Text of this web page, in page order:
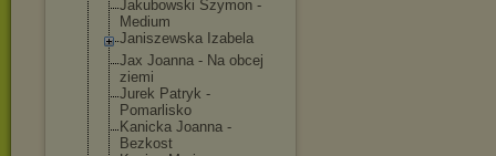
Jakubowski Szymon -
Medium
Janiszewska Izabela
Jax Joanna - Na obcej
ziemi
Jurek Patryk -
Pomarlisko
Kanicka Joanna -
Bezkost